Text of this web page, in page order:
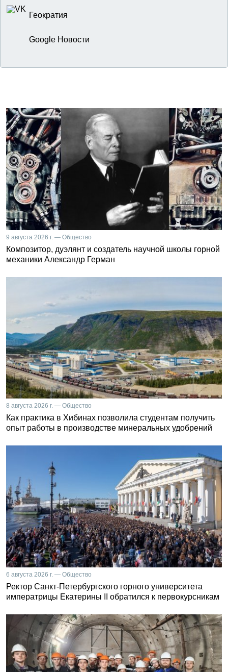
Геократия
Google Новости
9 августа 2026 г. — Общество
Композитор, дуэлянт и создатель научной школы горной
механики Александр Герман
8 августа 2026 г. — Общество
Как практика в Хибинах позволила студентам получить
опыт работы в производстве минеральных удобрений
6 августа 2026 г. — Общество
Ректор Санкт-Петербургского горного университета
императрицы Екатерины II обратился к первокурсникам